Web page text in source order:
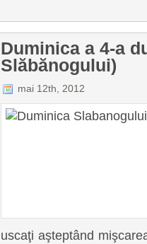
Duminica a 4-a
Slăbănogului)
mai 12th, 2012
uscaţi aşteptând